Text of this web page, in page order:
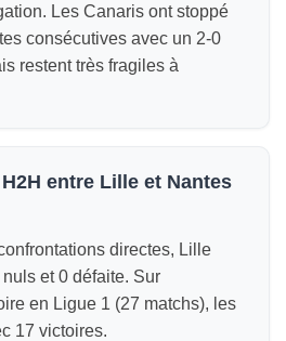
Les Canaris ont stoppé
consécutives avec un 2-0
restent très fragiles à
entre Lille et Nantes
directes, Lille
et 0 défaite. Sur
en Ligue 1 (27 matchs), les
17 victoires.